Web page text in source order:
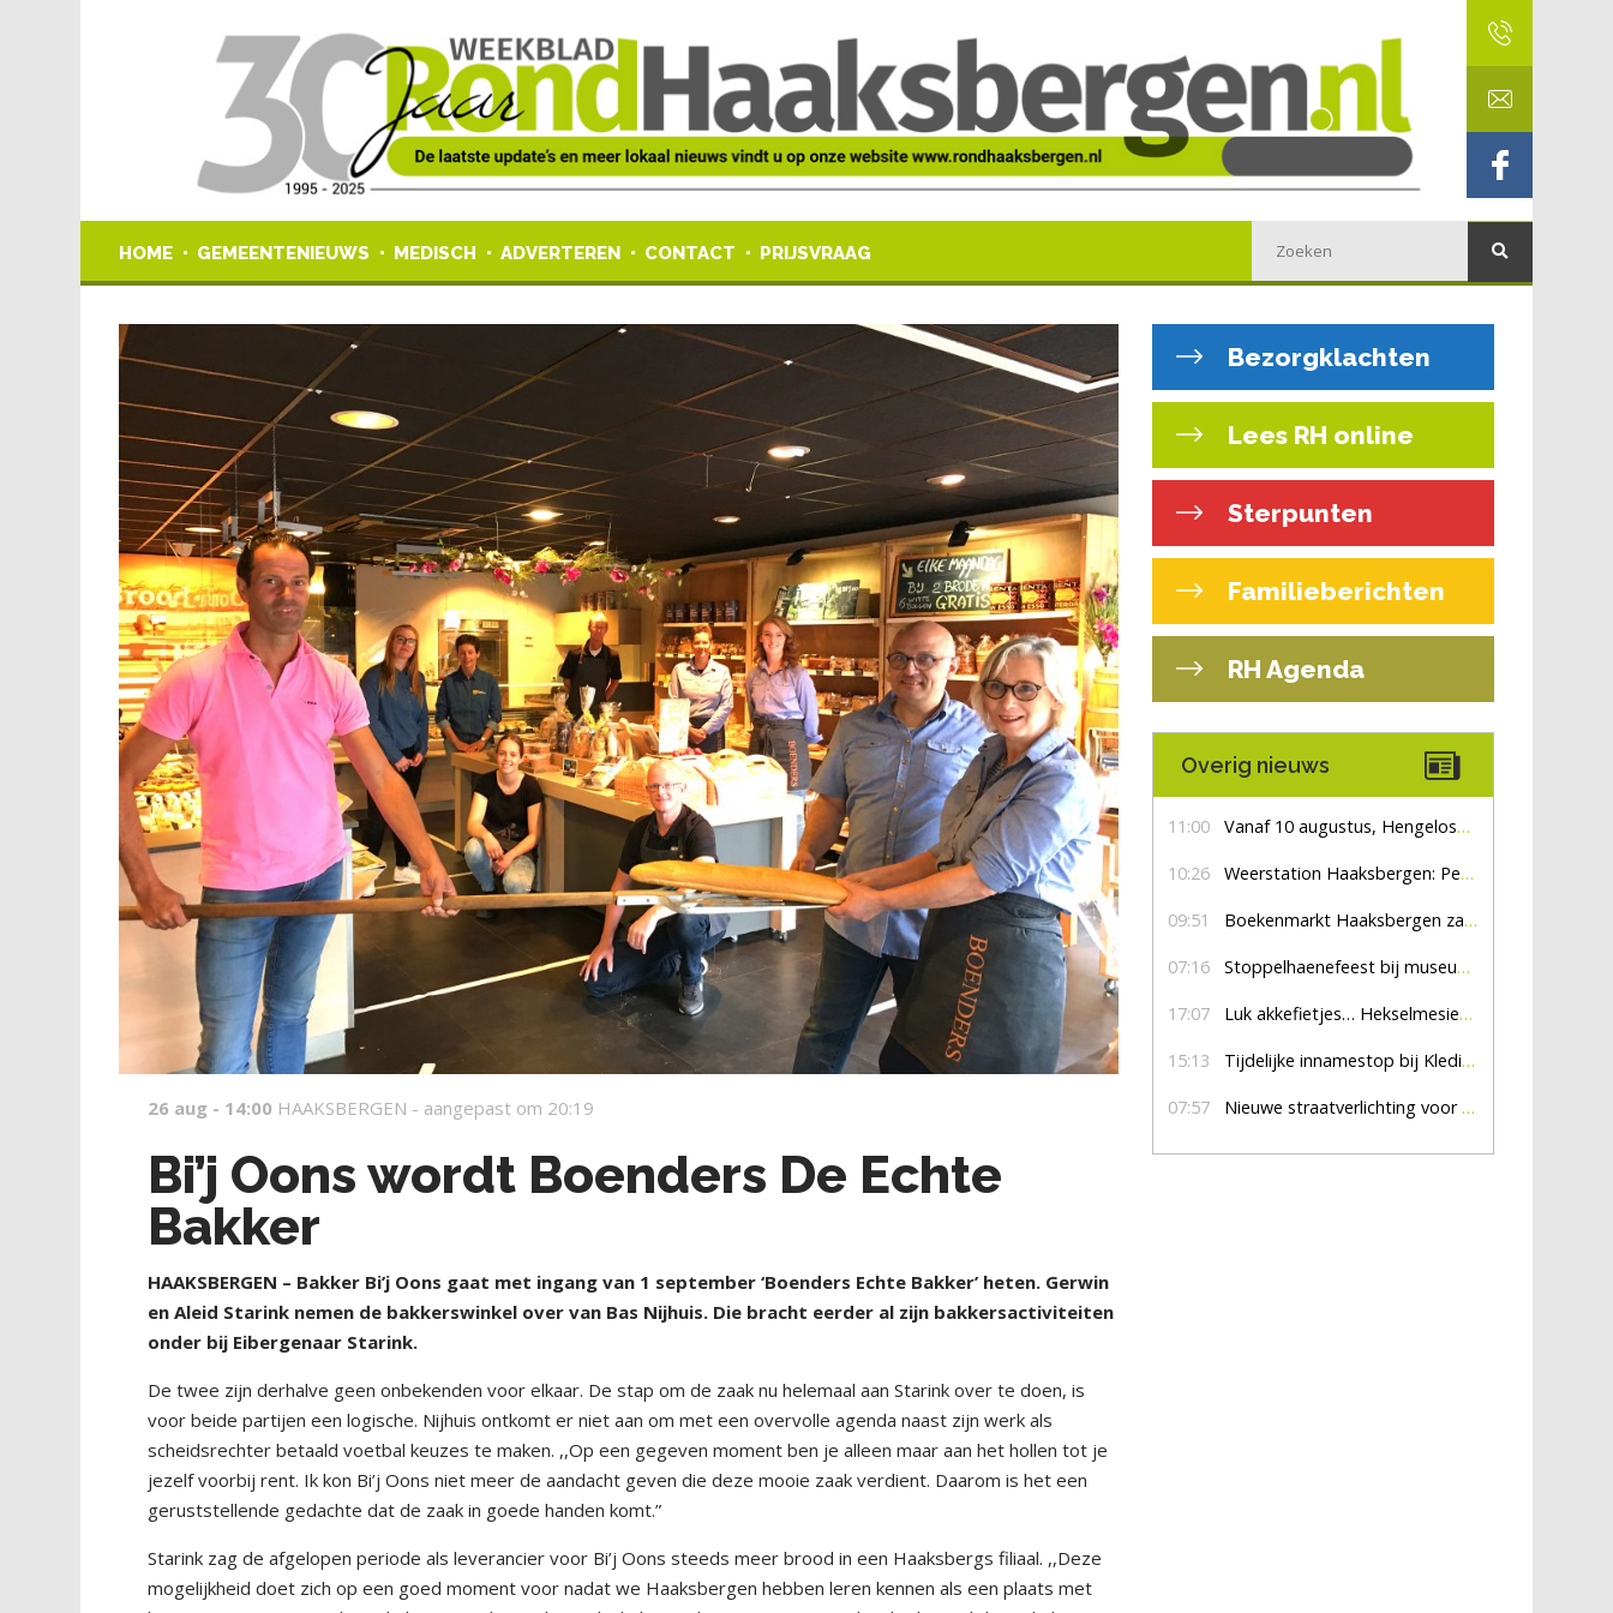
HOME GEMEENTENIEUWS MEDISCH ADVERTEREN CONTACT PRIJSVRAAG
26 aug - 14:00 HAAKSBERGEN - aangepast om 20:19
Bi’j Oons wordt Boenders De Echte
Bakker
HAAKSBERGEN – Bakker Bi’j Oons gaat met ingang van 1 september ‘Boenders Echte Bakker’ heten. Gerwin
en Aleid Starink nemen de bakkerswinkel over van Bas Nijhuis. Die bracht eerder al zijn bakkersactiviteiten
onder bij Eibergenaar Starink.
De twee zijn derhalve geen onbekenden voor elkaar. De stap om de zaak nu helemaal aan Starink over te doen, is
voor beide partijen een logische. Nijhuis ontkomt er niet aan om met een overvolle agenda naast zijn werk als
scheidsrechter betaald voetbal keuzes te maken. ,,Op een gegeven moment ben je alleen maar aan het hollen tot je
jezelf voorbij rent. Ik kon Bi’j Oons niet meer de aandacht geven die deze mooie zaak verdient. Daarom is het een
geruststellende gedachte dat de zaak in goede handen komt.”
Starink zag de afgelopen periode als leverancier voor Bi’j Oons steeds meer brood in een Haaksbergs filiaal. ,,Deze
mogelijkheid doet zich op een goed moment voor nadat we Haaksbergen hebben leren kennen als een plaats met
Bezorgklachten
Lees RH online
Sterpunten
Familieberichten
RH Agenda
Overig nieuws
11:00 Vanaf 10 augustus, Hengelosestraat drie weken dicht voor doorgaand verkeer
10:26 Weerstation Haaksbergen: Perioden met zon en droog
09:51 Boekenmarkt Haaksbergen zaterdag 8 augustus, marktplein Haaksbergen
07:16 Stoppelhaenefeest bij museum De Lebbenbrugge
17:07 Luk akkefietjes… HekselmesienHarry
15:13 Tijdelijke innamestop bij Kledingbank Stefania
07:57 Nieuwe straatverlichting voor De Veldmaat en De Pas